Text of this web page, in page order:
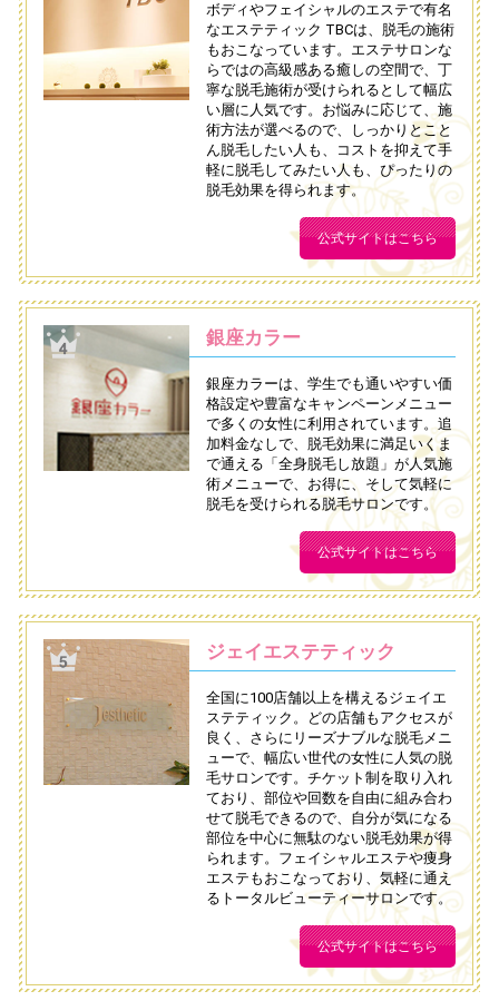
ボディやフェイシャルのエステで有名
なエステティック TBCは、脱毛の施術
もおこなっています。エステサロンな
らではの高級感ある癒しの空間で、丁
寧な脱毛施術が受けられるとして幅広
い層に人気です。お悩みに応じて、施
術方法が選べるので、しっかりとこと
ん脱毛したい人も、コストを抑えて手
軽に脱毛してみたい人も、ぴったりの
脱毛効果を得られます。
公式サイトはこちら
銀座カラー
銀座カラーは、学生でも通いやすい価
格設定や豊富なキャンペーンメニュー
で多くの女性に利用されています。追
加料金なしで、脱毛効果に満足いくま
で通える「全身脱毛し放題」が人気施
術メニューで、お得に、そして気軽に
脱毛を受けられる脱毛サロンです。
公式サイトはこちら
ジェイエステティック
全国に100店舗以上を構えるジェイエ
ステティック。どの店舗もアクセスが
良く、さらにリーズナブルな脱毛メニ
ューで、幅広い世代の女性に人気の脱
毛サロンです。チケット制を取り入れ
ており、部位や回数を自由に組み合わ
せて脱毛できるので、自分が気になる
部位を中心に無駄のない脱毛効果が得
られます。フェイシャルエステや痩身
エステもおこなっており、気軽に通え
るトータルビューティーサロンです。
公式サイトはこちら